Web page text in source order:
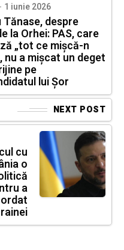
1 iunie 2026
despre
la Orhei: PAS, care
„tot ce mișcă-n
nu a mișcat un deget
pe
lui Șor
NEXT POST
cu
o
a